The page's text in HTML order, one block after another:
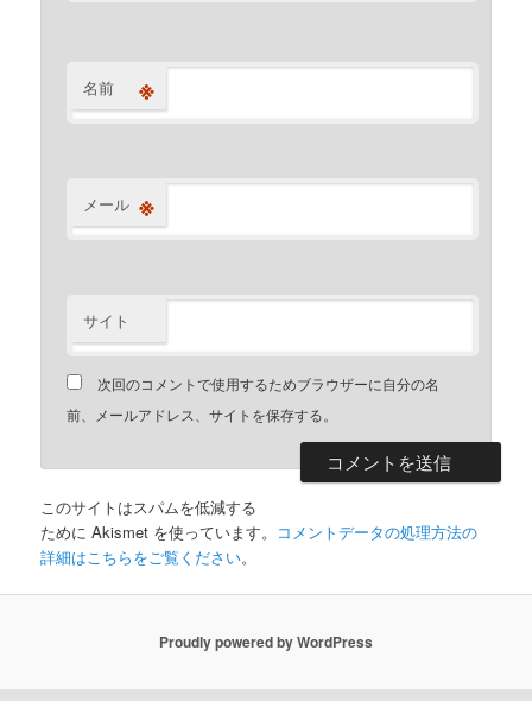
名前 ※
メール ※
サイト
次回のコメントで使用するためブラウザーに自分の名
前、メールアドレス、サイトを保存する。
このサイトはスパムを低減する
ために Akismet を使っています。 コメントデータの処理方法の
詳細はこちらをご覧ください。
Proudly powered by WordPress